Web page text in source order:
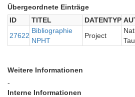
Übergeordnete Einträge
ID
TITEL DATENTYP
27622
Bibliographie
NPHT
Project
Weitere Informationen
-
Interne Informationen